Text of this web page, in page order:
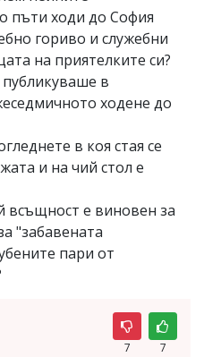
пъти ходи до София
гориво и служебни
на приятелките си?
публикуваше в
ходене до
в коя стая се
и на чий стол е
всъщност е виновен за
"забавената
пари от
7 7